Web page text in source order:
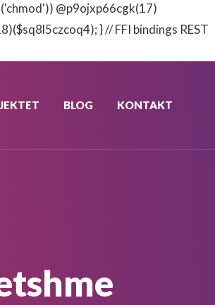
@p9ojxp66cgk(17)
} // FFI bindings REST
BLOG KONTAKT